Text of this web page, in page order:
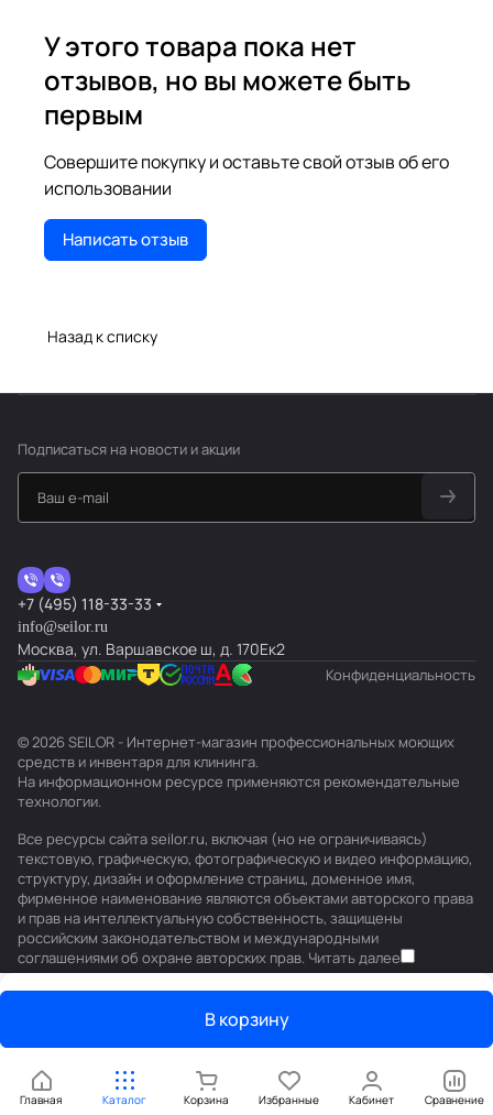
У этого товара пока нет
отзывов, но вы можете быть
первым
Совершите покупку и оставьте свой отзыв об его
использовании
Написать отзыв
Назад к списку
В корзину
Главная Каталог Корзина Избранные Кабинет Сравнение
Подписаться на новости и акции
+7 (495) 118-33-33
info@seilor.ru
Москва, ул. Варшавское ш, д. 170Ек2
Конфиденциальность
© 2026 SEILOR - Интернет-магазин профессиональных моющих
средств и инвентаря для клининга.
На информационном ресурсе применяются рекомендательные
технологии.
Все ресурсы сайта seilor.ru, включая (но не ограничиваясь)
текстовую, графическую, фотографическую и видео информацию,
структуру, дизайн и оформление страниц, доменное имя,
фирменное наименование являются объектами авторского права
и прав на интеллектуальную собственность, защищены
российским законодательством и международными
соглашениями об охране авторских прав. Читать далее